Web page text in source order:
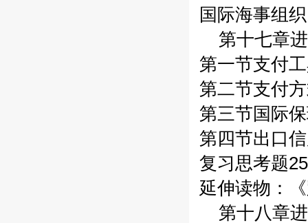
国际海事组
第十七章
第一节支付
第二节支付
第三节国际
第四节出口
复习思考题
延伸读物：
第十八章